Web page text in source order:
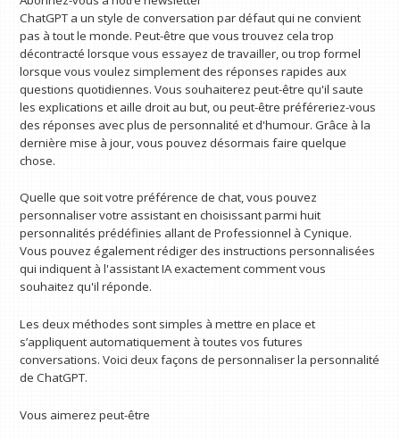
ChatGPT a un style de conversation par défaut qui ne convient
pas à tout le monde. Peut-être que vous trouvez cela trop
décontracté lorsque vous essayez de travailler, ou trop formel
lorsque vous voulez simplement des réponses rapides aux
questions quotidiennes. Vous souhaiterez peut-être qu'il saute
les explications et aille droit au but, ou peut-être préféreriez-vous
des réponses avec plus de personnalité et d'humour. Grâce à la
dernière mise à jour, vous pouvez désormais faire quelque
chose.
Quelle que soit votre préférence de chat, vous pouvez
personnaliser votre assistant en choisissant parmi huit
personnalités prédéfinies allant de Professionnel à Cynique.
Vous pouvez également rédiger des instructions personnalisées
qui indiquent à l'assistant IA exactement comment vous
souhaitez qu'il réponde.
Les deux méthodes sont simples à mettre en place et
s’appliquent automatiquement à toutes vos futures
conversations. Voici deux façons de personnaliser la personnalité
de ChatGPT.
Vous aimerez peut-être